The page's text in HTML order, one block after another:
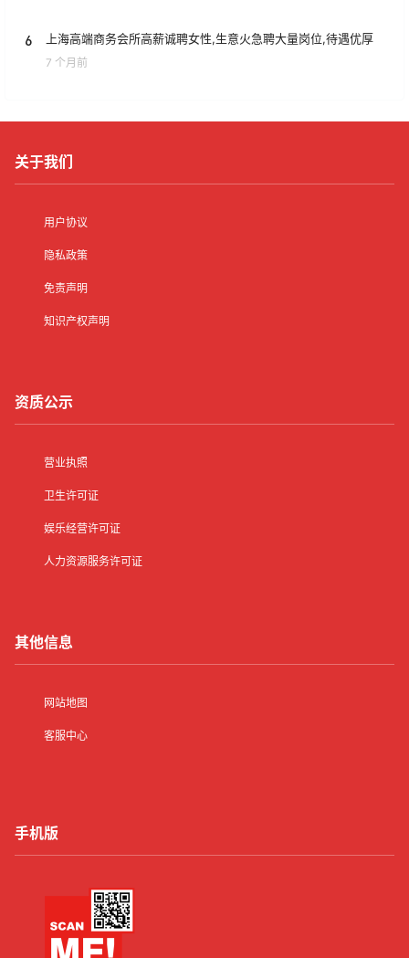
6 上海高端商务会所高薪诚聘女性,生意火急聘大量岗位,待遇优厚
7 个月前
关于我们
用户协议
隐私政策
免责声明
知识产权声明
资质公示
营业执照
卫生许可证
娱乐经营许可证
人力资源服务许可证
其他信息
网站地图
客服中心
手机版